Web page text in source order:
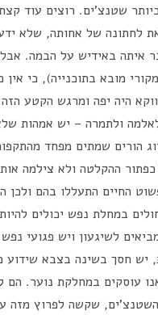
לחתונה של אחותה, שלא
איתה באידיש על הבמה.
מובא בתוכנייה), כי
היה יפה ומרגש הקטע
ולתמרה – יש אמהות
הורים שמתים מפחד
ההקלטה ולא צילמה
החיים התעללו בהם ולכן
במחלת נפש יכולים
לשיגעון ויש פגועי
יש חסך בשינה בצבא
עוסקים במחלקת נוער. הם
והשטנצ'ים, שקשה לפרוץ